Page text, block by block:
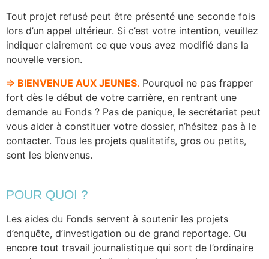
Tout projet refusé peut être présenté une seconde fois
lors d’un appel ultérieur. Si c’est votre intention, veuillez
indiquer clairement ce que vous avez modifié dans la
nouvelle version.
⇒ BIENVENUE AUX JEUNES. Pourquoi ne pas frapper
fort dès le début de votre carrière, en rentrant une
demande au Fonds ? Pas de panique, le secrétariat peut
vous aider à constituer votre dossier, n’hésitez pas à le
contacter. Tous les projets qualitatifs, gros ou petits,
sont les bienvenus.
POUR QUOI ?
Les aides du Fonds servent à soutenir les projets
d’enquête, d’investigation ou de grand reportage. Ou
encore tout travail journalistique qui sort de l’ordinaire